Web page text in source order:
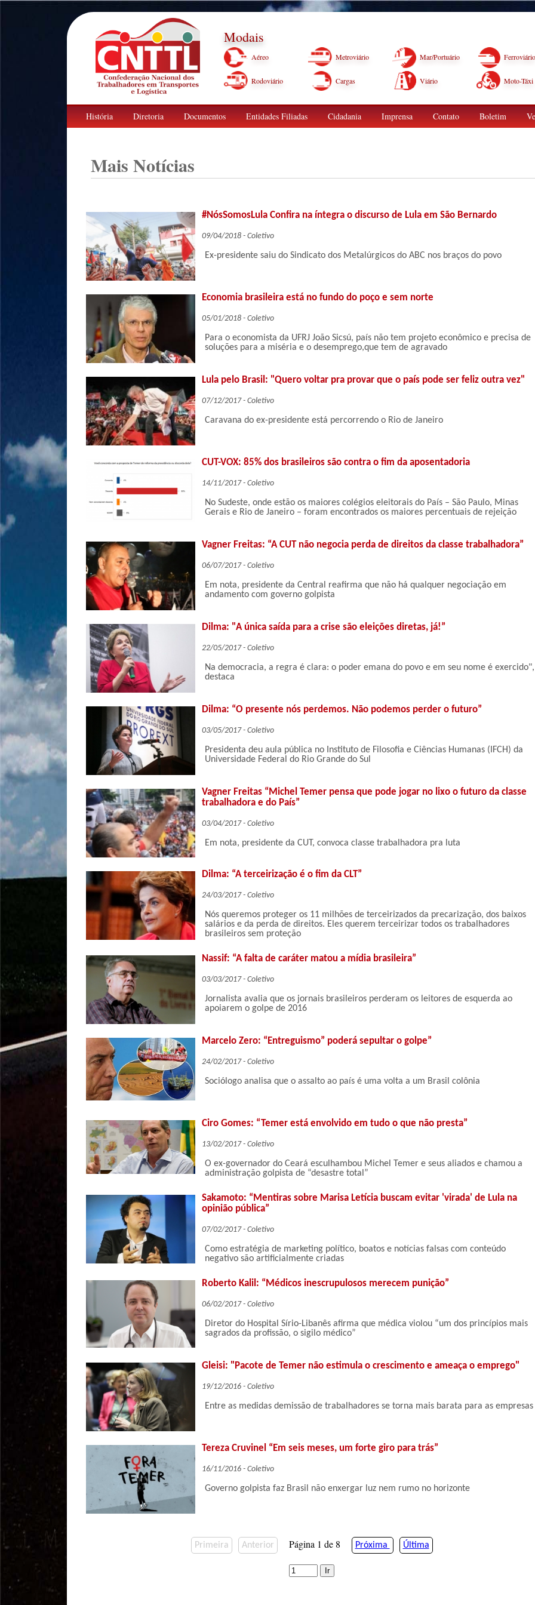
Modais
Aéreo Metroviário Mar/Portuário Ferroviário
Rodoviário Cargas Viário Moto-Táxi
História Diretoria Documentos Entidades Filiadas Cidadania Imprensa Contato Boletim
Mais Notícias
#NósSomosLula Confira na íntegra o discurso de Lula em São Bernardo
09/04/2018 - Coletivo
Ex-presidente saiu do Sindicato dos Metalúrgicos do ABC nos braços do povo
Economia brasileira está no fundo do poço e sem norte
05/01/2018 - Coletivo
Para o economista da UFRJ João Sicsú, país não tem projeto econômico e precisa de
soluções para a miséria e o desemprego,que tem de agravado
Lula pelo Brasil: "Quero voltar pra provar que o país pode ser feliz outra vez"
07/12/2017 - Coletivo
Caravana do ex-presidente está percorrendo o Rio de Janeiro
CUT-VOX: 85% dos brasileiros são contra o fim da aposentadoria
14/11/2017 - Coletivo
No Sudeste, onde estão os maiores colégios eleitorais do País – São Paulo, Minas
Gerais e Rio de Janeiro – foram encontrados os maiores percentuais de rejeição
Vagner Freitas: “A CUT não negocia perda de direitos da classe trabalhadora”
06/07/2017 - Coletivo
Em nota, presidente da Central reafirma que não há qualquer negociação em
andamento com governo golpista
Dilma: "A única saída para a crise são eleições diretas, já!”
22/05/2017 - Coletivo
Na democracia, a regra é clara: o poder emana do povo e em seu nome é exercido",
destaca
Dilma: “O presente nós perdemos. Não podemos perder o futuro”
03/05/2017 - Coletivo
Presidenta deu aula pública no Instituto de Filosofia e Ciências Humanas (IFCH) da
Universidade Federal do Rio Grande do Sul
Vagner Freitas “Michel Temer pensa que pode jogar no lixo o futuro da classe
trabalhadora e do País”
03/04/2017 - Coletivo
Em nota, presidente da CUT, convoca classe trabalhadora pra luta
Dilma: “A terceirização é o fim da CLT”
24/03/2017 - Coletivo
Nós queremos proteger os 11 milhões de terceirizados da precarização, dos baixos
salários e da perda de direitos. Eles querem terceirizar todos os trabalhadores
brasileiros sem proteção
Nassif: “A falta de caráter matou a mídia brasileira”
03/03/2017 - Coletivo
Jornalista avalia que os jornais brasileiros perderam os leitores de esquerda ao
apoiarem o golpe de 2016
Marcelo Zero: “Entreguismo” poderá sepultar o golpe”
24/02/2017 - Coletivo
Sociólogo analisa que o assalto ao país é uma volta a um Brasil colônia
Ciro Gomes: “Temer está envolvido em tudo o que não presta”
13/02/2017 - Coletivo
O ex-governador do Ceará esculhambou Michel Temer e seus aliados e chamou a
administração golpista de “desastre total”
Sakamoto: “Mentiras sobre Marisa Letícia buscam evitar 'virada' de Lula na
opinião pública”
07/02/2017 - Coletivo
Como estratégia de marketing político, boatos e notícias falsas com conteúdo
negativo são artificialmente criadas
Roberto Kalil: “Médicos inescrupulosos merecem punição”
06/02/2017 - Coletivo
Diretor do Hospital Sírio-Libanês afirma que médica violou “um dos princípios mais
sagrados da profissão, o sigilo médico”
Gleisi: "Pacote de Temer não estimula o crescimento e ameaça o emprego"
19/12/2016 - Coletivo
Entre as medidas demissão de trabalhadores se torna mais barata para as empresas
Tereza Cruvinel “Em seis meses, um forte giro para trás”
16/11/2016 - Coletivo
Governo golpista faz Brasil não enxergar luz nem rumo no horizonte
Primeira Anterior Página 1 de 8 Próxima Última